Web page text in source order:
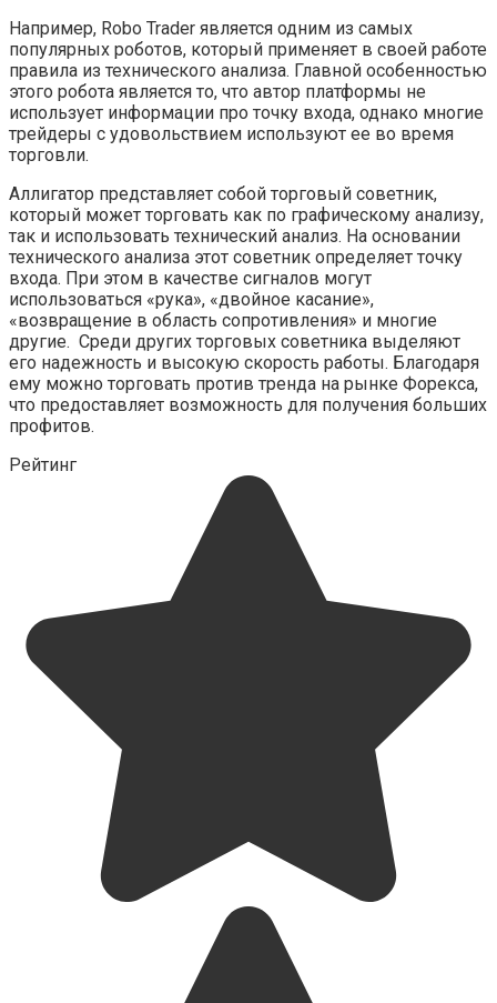
Например, Robo Trader является одним из самых
популярных роботов, который применяет в своей работе
правила из технического анализа. Главной особенностью
этого робота является то, что автор платформы не
использует информации про точку входа, однако многие
трейдеры с удовольствием используют ее во время
торговли.
Аллигатор представляет собой торговый советник,
который может торговать как по графическому анализу,
так и использовать технический анализ. На основании
технического анализа этот советник определяет точку
входа. При этом в качестве сигналов могут
использоваться «рука», «двойное касание»,
«возвращение в область сопротивления» и многие
другие. Среди других торговых советника выделяют
его надежность и высокую скорость работы. Благодаря
ему можно торговать против тренда на рынке Форекса,
что предоставляет возможность для получения больших
профитов.
Рейтинг